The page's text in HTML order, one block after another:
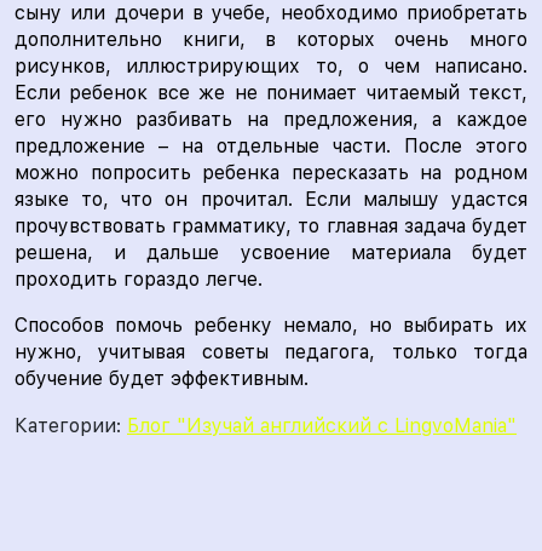
сыну или дочери в учебе, необходимо приобретать
дополнительно книги, в которых очень много
рисунков, иллюстрирующих то, о чем написано.
Если ребенок все же не понимает читаемый текст,
его нужно разбивать на предложения, а каждое
предложение – на отдельные части. После этого
можно попросить ребенка пересказать на родном
языке то, что он прочитал. Если малышу удастся
прочувствовать грамматику, то главная задача будет
решена, и дальше усвоение материала будет
проходить гораздо легче.
Способов помочь ребенку немало, но выбирать их
нужно, учитывая советы педагога, только тогда
обучение будет эффективным.
Категории: Блог "Изучай английский с LingvoMania"